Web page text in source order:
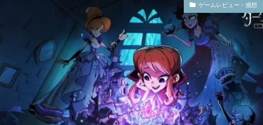
ゲームレビュー・感想